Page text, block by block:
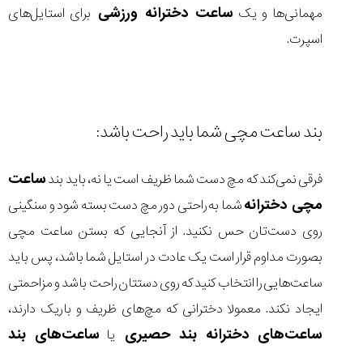
مهمانی‌ها و یک ساعت دخترانه ورزشی برای استایل‌های
اسپرت.
بند ساعت مچی شما باید راحت باشد:
فرقی نمی‌کند که مچ دست شما ظریف است یا نه، باید بندساعت
مچی دخترانهشما به راحتی دور مچ دست بسته شود و سنگینی
روی دست‌تان حس نکنید. از آنجایی که بستن ساعت مچی
بصورت مداوم قرار است یک عادت در استایل شما باشد، پس باید
ساعت‌هایی را انتخاب کنید که روی دستتان راحت باشد و مزاحمتی
ایجاد نکند. معمولا دخترانی که مچ‌های ظریف و باریک دارند،
ساعت‌های دخترانه بند حصیری یا ساعت‌های بند